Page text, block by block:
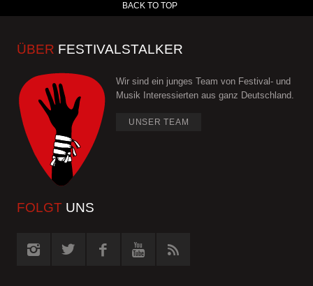
BACK TO TOP
ÜBER FESTIVALSTALKER
Wir sind ein junges Team von Festival- und
Musik Interessierten aus ganz Deutschland.
UNSER TEAM
FOLGT UNS